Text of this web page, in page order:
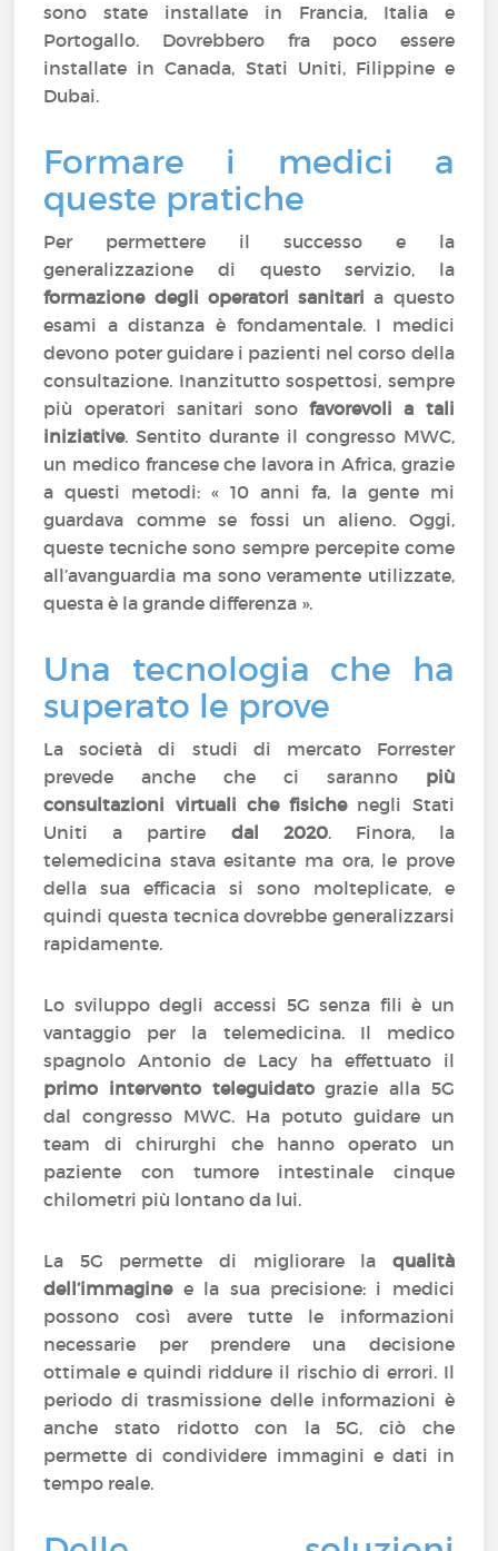
sono state installate in Francia, Italia e
Portogallo. Dovrebbero fra poco essere
installate in Canada, Stati Uniti, Filippine e
Dubai.
Formare i medici a
queste pratiche
Per permettere il successo e la
generalizzazione di questo servizio, la
formazione degli operatori sanitari a questo
esami a distanza è fondamentale. I medici
devono poter guidare i pazienti nel corso della
consultazione. Inanzitutto sospettosi, sempre
più operatori sanitari sonofavorevoli a tali
iniziative. Sentito durante il congresso MWC,
un medico francese che lavora in Africa, grazie
a questi metodi: « 10 anni fa, la gente mi
guardava comme se fossi un alieno. Oggi,
queste tecniche sono sempre percepite come
all’avanguardia ma sono veramente utilizzate,
questa è la grande differenza ».
Una tecnologia che ha
superato le prove
La società di studi di mercato Forrester
prevede anche che ci saranno più
consultazioni virtuali che fisiche negli Stati
Uniti a partire dal 2020. Finora, la
telemedicina stava esitante ma ora, le prove
della sua efficacia si sono molteplicate, e
quindi questa tecnica dovrebbe generalizzarsi
rapidamente.
Lo sviluppo degli accessi 5G senza fili è un
vantaggio per la telemedicina. Il medico
spagnolo Antonio de Lacy ha effettuato il
primo intervento teleguidatograzie alla 5G
dal congresso MWC. Ha potuto guidare un
team di chirurghi che hanno operato un
paziente con tumore intestinale cinque
chilometri più lontano da lui.
La 5G permette di migliorare la qualità
dell’immagine e la sua precisione: i medici
possono così avere tutte le informazioni
necessarie per prendere una decisione
ottimale e quindi riddure il rischio di errori. Il
periodo di trasmissione delle informazioni è
anche stato ridotto con la 5G, ciò che
permette di condividere immagini e dati in
tempo reale.